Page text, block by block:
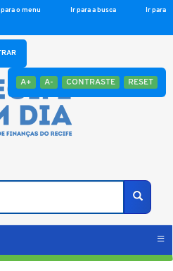
para o menu Ir para a busca
Ir para
A+ A- CONTRASTE RESET
Buscar